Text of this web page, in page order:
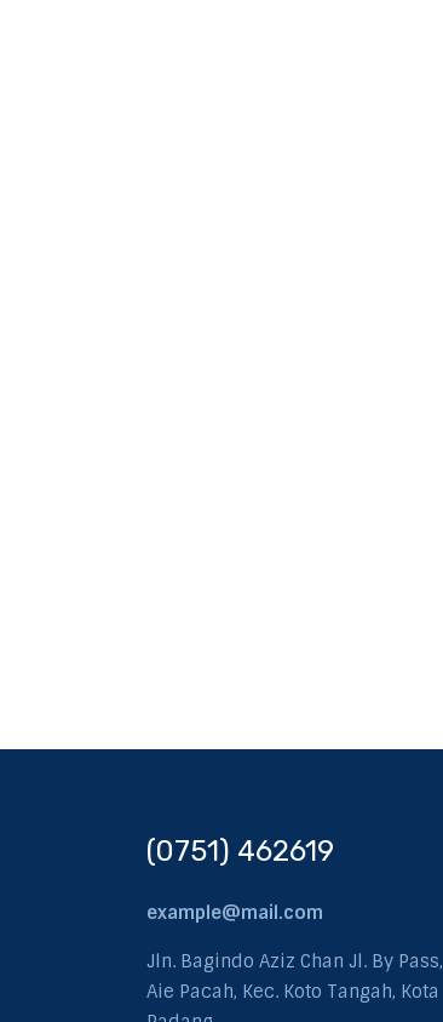
(0751) 462619
example@mail.com
Jln. Bagindo Aziz Chan Jl. By Pass,
Aie Pacah, Kec. Koto Tangah, Kota